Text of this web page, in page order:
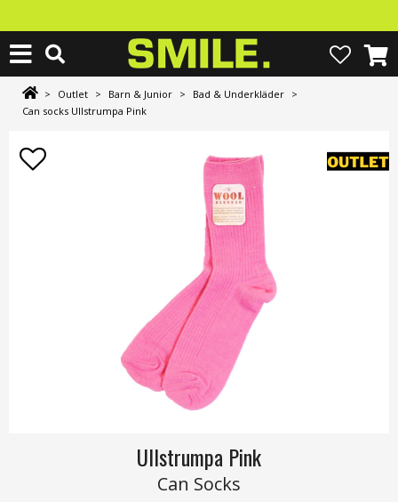
> Outlet > Barn & Junior > Bad & Underkläder >
Can socks Ullstrumpa Pink
Ullstrumpa Pink
Can Socks